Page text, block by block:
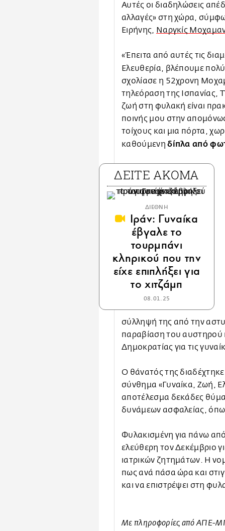
Αυτές οι διαδηλώσεις
αλλαγές» στη χώρα,
Ειρήνης, Ναργκίς
«Έπειτα από αυτές τις
Ελευθερία, βλέπουμε
σχολίασε η 52χρονη
τηλεόραση της Ισπανίας,
ζωή στη φυλακή είναι
ποινής μου στην
τοίχους και μια πόρτα,
καθούμενηδίπλα από
ΔΕΙΤΕ ΑΚΟΜΑ
ΔΙΕΘΝΗ
Ιράν: Γυναίκα
έβγαλε το
τουρμπάνι
κληρικού που την
είχε επιπλήξει για
το χιτζάμπ
08.01.25
σύλληψή της από την
παραβίαση του αυστηρού
Δημοκρατίας για τις
Ο θάνατός της
σύνθημα «Γυναίκα, Ζωή,
αποτέλεσμα δεκάδες
δυνάμεων ασφαλείας,
Φυλακισμένη για πάνω
ελεύθερη τον Δεκέμβριο
ιατρικών ζητημάτων. Η
πως ανά πάσα ώρα και
και να επιστρέψει στη
Με πληροφορίες από ΑΠΕ-